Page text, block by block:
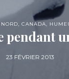
, CANADA,
pendant
23 FÉVRIER 2013